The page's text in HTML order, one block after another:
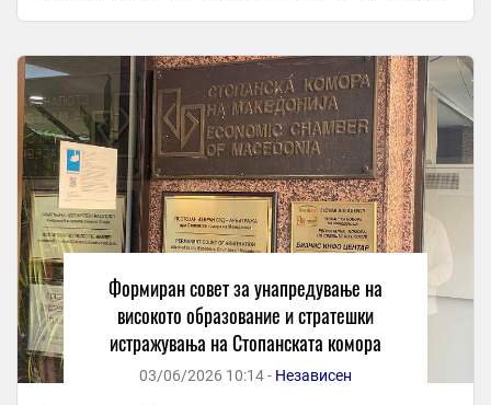
Формиран совет за унапредување на
високото образование и стратешки
истражувања на Стопанската комора
03/06/2026 10:14 - Независен